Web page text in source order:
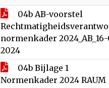
04b AB-voorstel
normenkader
2024
04b Bijlage 1
Normenkader 2024 RAUM